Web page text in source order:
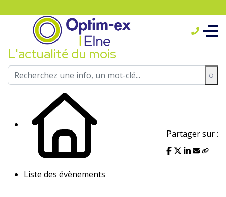
L'actualité du mois
Liste des évènements
Partager sur :